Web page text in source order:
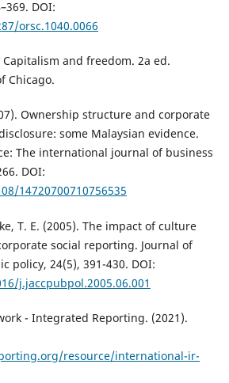
DOI:
orsc.1040.0066
and freedom. 2a ed.
Chicago.
Ownership structure and corporate
some Malaysian evidence.
The international journal of business
DOI:
14720700710756535
T. E. (2005). The impact of culture
social reporting. Journal of
policy, 24(5), 391-430. DOI:
j.jaccpubpol.2005.06.001
- Integrated Reporting. (2021).
resource/international-ir-